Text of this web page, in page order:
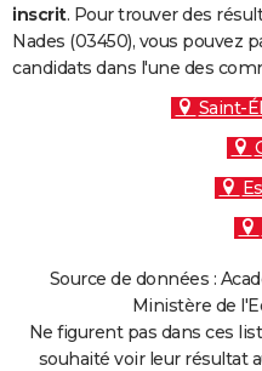
COPAINS D'AVANT
S'inscrire
Se connecter
Lycées
Collèges
Primaires
Universités
Entreprises
Service militaire
Avis de recherche
inscrit. Pour trouver des
Nades (03450), vous pouvez
candidats dans l'une des
Saint-
Source de données :
Ministère de
Ne figurent pas dans ces
souhaité voir leur résultat